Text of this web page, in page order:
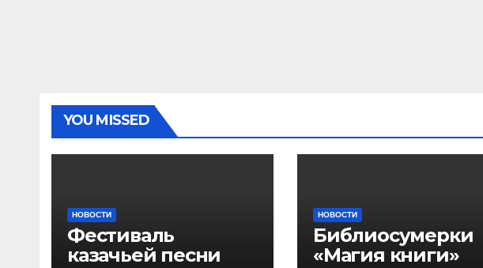
YOU MISSED
НОВОСТИ
Фестиваль
казачьей песни
НОВОСТИ
Библиосумерки
«Магия книги»